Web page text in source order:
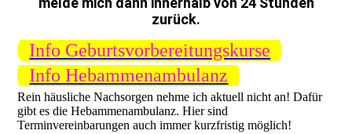
zurück.
Info Geburtsvorbereitungskurse
Info Hebammenambulanz
Rein häusliche Nachsorgen nehme ich aktuell nicht an! Dafür
gibt es die Hebammenambulanz. Hier sind
Terminvereinbarungen auch immer kurzfristig möglich!